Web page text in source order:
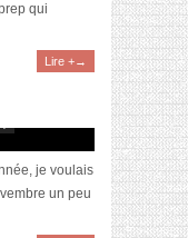
qui
Lire +→
: un temps
je voulais
un peu